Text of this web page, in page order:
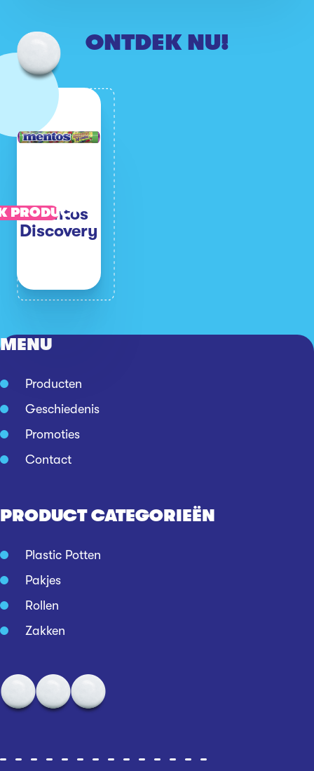
ONTDEK NU!
Mentos
Discovery
PRODUCT
MENU
Producten
Geschiedenis
Promoties
Contact
PRODUCT CATEGORIEËN
Plastic Potten
Pakjes
Rollen
Zakken